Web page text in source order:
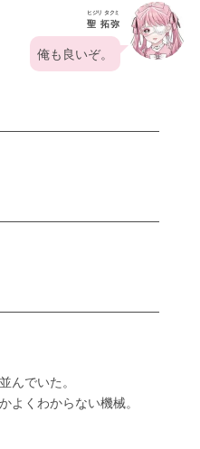
聖 拓弥
ヒジリ タクミ
俺も良いぞ。
んでいた。
よくわからない機械。